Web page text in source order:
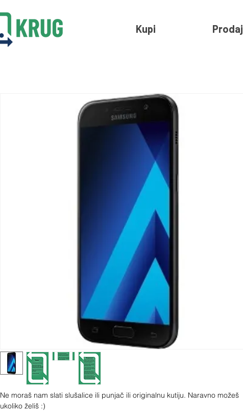
Kupi Prodaj
Ne moraš nam slati slušalice ili punjač ili originalnu kutiju. Naravno možeš
ukoliko želiš :)